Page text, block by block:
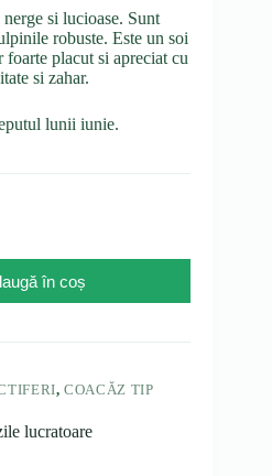
si lucioase. Sunt
robuste. Este un soi
foarte placut si apreciat cu
si zahar.
lunii iunie.
în coș
,COACĂZ TIP
lucratoare